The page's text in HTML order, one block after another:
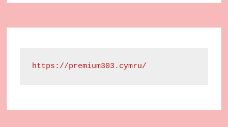
https://premium303.cymru/